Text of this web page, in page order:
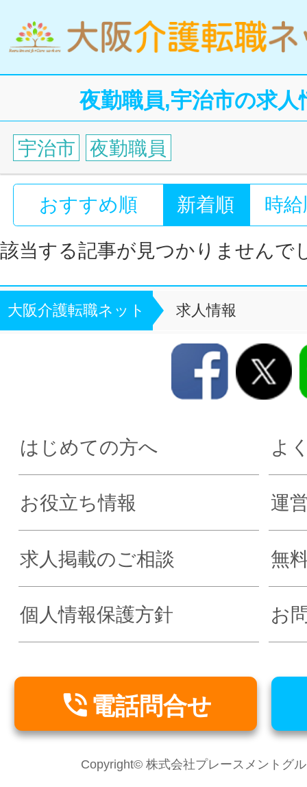
夜勤職員,宇治市の求人
宇治市 夜勤職員
おすすめ順 新着順 時
該当する記事が見つかりませんで
大阪介護転職ネット 求人情報
はじめての方へ よ
お役立ち情報 運
求人掲載のご相談 無
個人情報保護方針 お
 電話問合せ
Copyright© 株式会社プレースメントグ